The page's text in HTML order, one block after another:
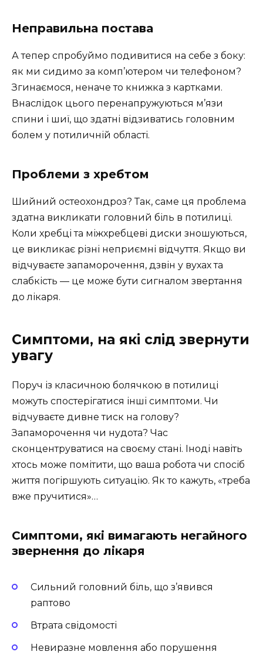
Неправильна постава
А тепер спробуймо подивитися на себе з боку:
як ми сидимо за комп’ютером чи телефоном?
Згинаємося, неначе то книжка з картками.
Внаслідок цього перенапружуються м’язи
спини і шиї, що здатні відзиватись головним
болем у потиличній області.
Проблеми з хребтом
Шийний остеохондроз? Так, саме ця проблема
здатна викликати головний біль в потилиці.
Коли хребці та міжхребцеві диски зношуються,
це викликає різні неприємні відчуття. Якщо ви
відчуваєте запаморочення, дзвін у вухах та
слабкість — це може бути сигналом звертання
до лікаря.
Симптоми, на які слід звернути
увагу
Поруч із класичною болячкою в потилиці
можуть спостерігатися інші симптоми. Чи
відчуваєте дивне тиск на голову?
Запаморочення чи нудота? Час
сконцентруватися на своєму стані. Іноді навіть
хтось може помітити, що ваша робота чи спосіб
життя погіршують ситуацію. Як то кажуть, «треба
вже пручитися»…
Симптоми, які вимагають негайного
звернення до лікаря
Сильний головний біль, що з’явився
раптово
Втрата свідомості
Невиразне мовлення або порушення